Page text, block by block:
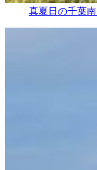
真夏日の千葉南